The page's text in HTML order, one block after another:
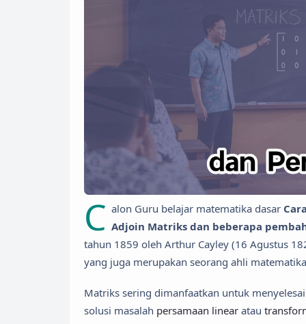
C alon Guru belajar matematika dasar
Adjoin Matriks dan beberapa
tahun 1859 oleh Arthur Cayley (16 Agustus
yang juga merupakan seorang ahli
Matriks sering dimanfaatkan untuk
solusi masalah persamaan linear atau